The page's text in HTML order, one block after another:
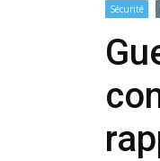
Sécurité